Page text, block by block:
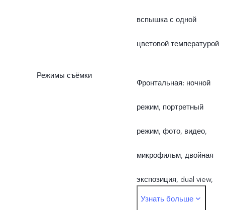
вспышка с одной
цветовой температурой
Режимы съёмки
Фронтальная: ночной
режим, портретный
режим, фото, видео,
микрофильм, двойная
экспозиция, dual view,
живое фото
Узнать больше